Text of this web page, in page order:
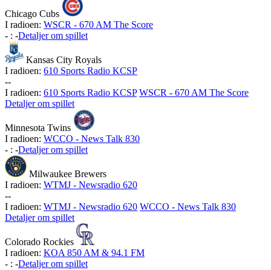
Chicago Cubs
I radioen: WSCR - 670 AM The Score
- : -Detaljer om spillet
Kansas City Royals
I radioen: 610 Sports Radio KCSP
--
I radioen: 610 Sports Radio KCSP WSCR - 670 AM The Score
Detaljer om spillet
Minnesota Twins
I radioen: WCCO - News Talk 830
- : -Detaljer om spillet
Milwaukee Brewers
I radioen: WTMJ - Newsradio 620
--
I radioen: WTMJ - Newsradio 620 WCCO - News Talk 830
Detaljer om spillet
Colorado Rockies
I radioen: KOA 850 AM & 94.1 FM
- : -Detaljer om spillet